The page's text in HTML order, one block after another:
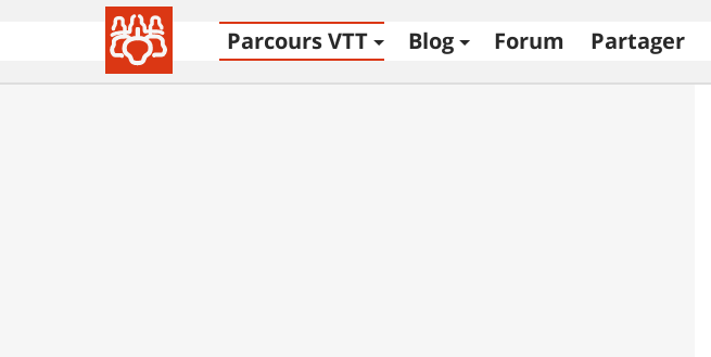
Parcours VTT Blog Forum Partager